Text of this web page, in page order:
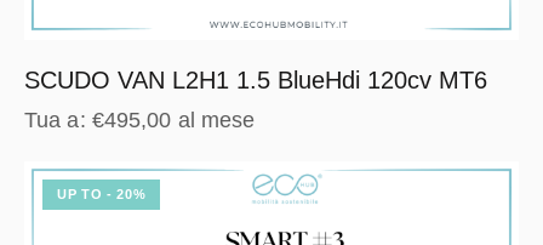
SCUDO VAN L2H1 1.5 BlueHdi 120cv MT6
Tua a: €495,00 al mese
UP TO - 20%